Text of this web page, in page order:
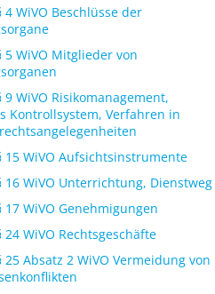
4 WiVO Beschlüsse der
5 WiVO Mitglieder von
9 WiVO Risikomanagement,
Kontrollsystem, Verfahren in
15 WiVO Aufsichtsinstrumente
16 WiVO Unterrichtung, Dienstweg
17 WiVO Genehmigungen
24 WiVO Rechtsgeschäfte
25 Absatz 2 WiVO Vermeidung von